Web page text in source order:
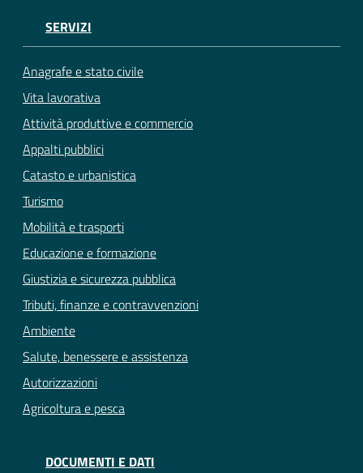
SERVIZI
Anagrafe e stato civile
Vita lavorativa
Attività produttive e commercio
Appalti pubblici
Catasto e urbanistica
Turismo
Mobilità e trasporti
Educazione e formazione
Giustizia e sicurezza pubblica
Tributi, finanze e contravvenzioni
Ambiente
Salute, benessere e assistenza
Autorizzazioni
Agricoltura e pesca
DOCUMENTI E DATI